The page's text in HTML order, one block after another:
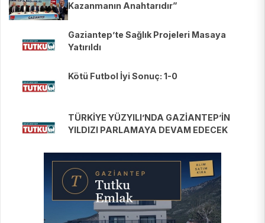
Kazanmanın Anahtarıdır”
Gaziantep’te Sağlık Projeleri Masaya
Yatırıldı
Kötü Futbol İyi Sonuç: 1-0
TÜRKİYE YÜZYILI’NDA GAZİANTEP’İN
YILDIZI PARLAMAYA DEVAM EDECEK